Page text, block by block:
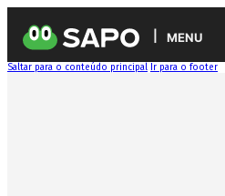
MENU
Saltar para o conteúdo principal Ir para o footer